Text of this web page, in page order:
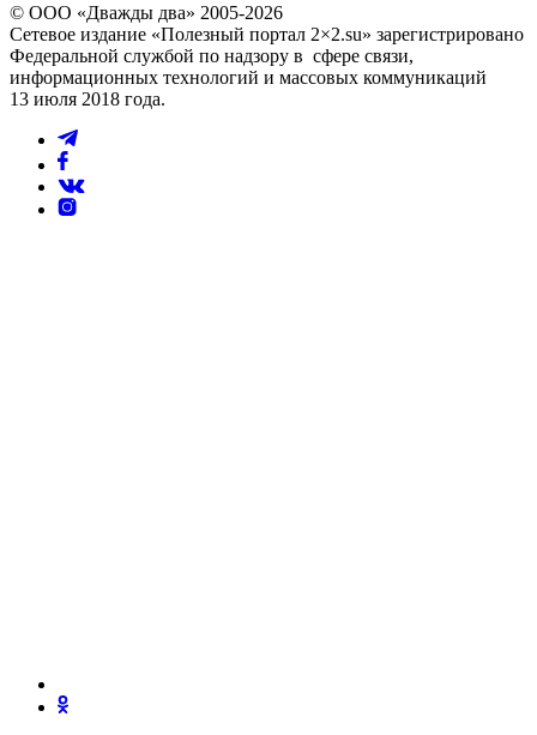
© ООО «Дважды два» 2005-2026
Сетевое издание «Полезный портал 2×2.su» зарегистрировано
Федеральной службой по надзору в сфере связи,
информационных технологий и массовых коммуникаций
13 июля 2018 года.